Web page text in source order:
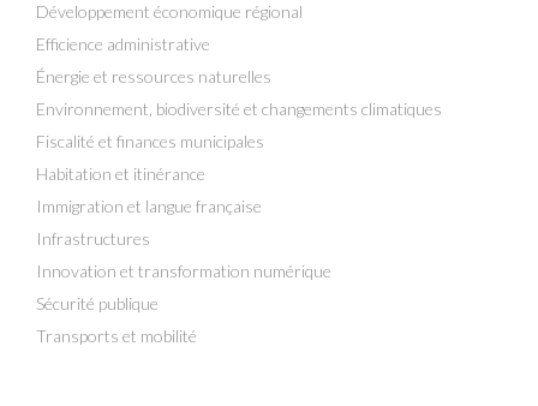
Développement économique régional
Efficience administrative
Énergie et ressources naturelles
Environnement, biodiversité et changements climatiques
Fiscalité et finances municipales
Habitation et itinérance
Immigration et langue française
Infrastructures
Innovation et transformation numérique
Sécurité publique
Transports et mobilité